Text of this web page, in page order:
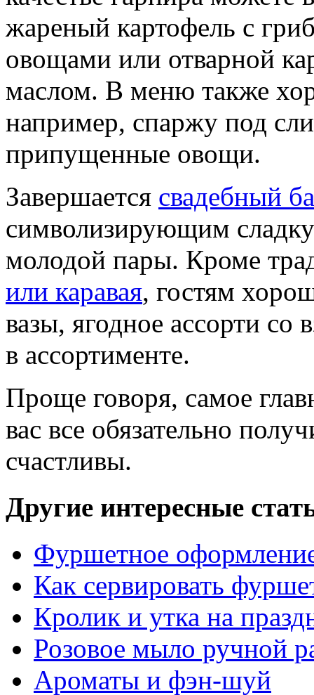
жареный картофель с
овощами или отварной
маслом. В меню также
например, спаржу под
припущенные овощи.
Завершается свадебный
символизирующим
молодой пары. Кроме
или каравая, гостям
вазы, ягодное ассорти
в ассортименте.
Проще говоря, самое
вас все обязательно
счастливы.
Другие интересные
Фуршетное
Как сервировать
Кролик и утка на
Розовое мыло ручной
Ароматы и фэн-шуй